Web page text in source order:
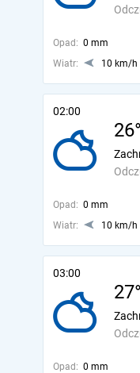
Opad: 0 mm
Wiatr:
10 km/h
02:00
Opad: 0 mm
Wiatr:
10 km/h
03:00
Opad: 0 mm